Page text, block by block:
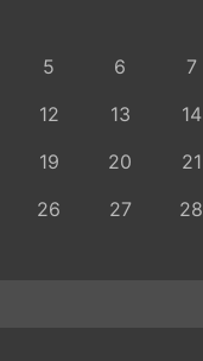
5 6 7
12 13 14
19 20 21
26 27 28